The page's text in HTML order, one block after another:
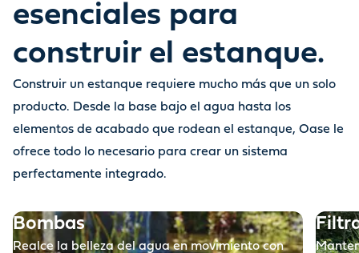
Antes
esenciales para
construir el estanque.
Construir un estanque requiere mucho más que un solo
producto. Desde la base bajo el agua hasta los
elementos de acabado que rodean el estanque, Oase le
ofrece todo lo necesario para crear un sistema
perfectamente integrado.
Bombas
Realce la belleza del agua en movimiento con